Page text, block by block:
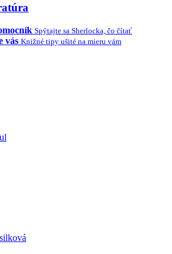
Spýtajte sa Sherlocka, čo čítať
vás Knižné tipy ušité na mieru vám